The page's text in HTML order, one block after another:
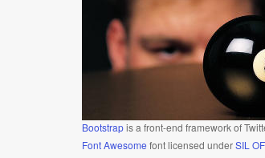
Bootstrapis a front-end framework of
Font Awesome font licensed underSIL